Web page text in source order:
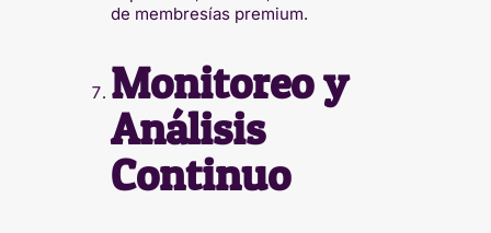
de membresías premium.
Monitoreo y
Análisis
Continuo